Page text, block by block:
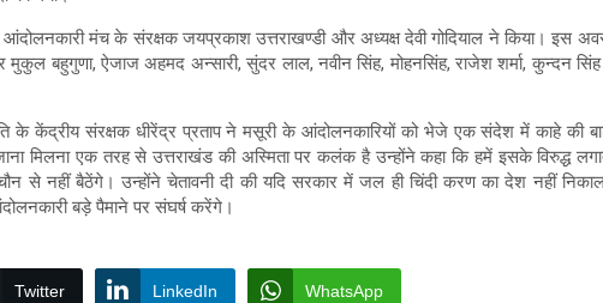
मंच के संरक्षक जयप्रकाश उत्तराखण्डी और अध्यक्ष देवी गोदियाल ने किया। इस
मुकुल बहुगुणा, ऐजाज अहमद अन्सारी, सुंदर लाल, नवीन सिंह, मोहनसिंह, राजेश शर्मा, कुन्दन सिंह
के केंद्रीय संरक्षक धीरेंद्र प्रताप ने मसूरी के आंदोलनकारियों को भेजे एक संदेश में काहे की
मिलना एक तरह से उत्तराखंड की अस्मिता पर कलंक है उन्होंने कहा कि हमें इसके विरुद्ध
से नहीं बैठेंगे। उन्होंने चेतावनी दी की यदि सरकार में जल ही चिंदी करण का देश नहीं
बड़े पैमाने पर संघर्ष करेंगे।
Twitter LinkedIn WhatsApp